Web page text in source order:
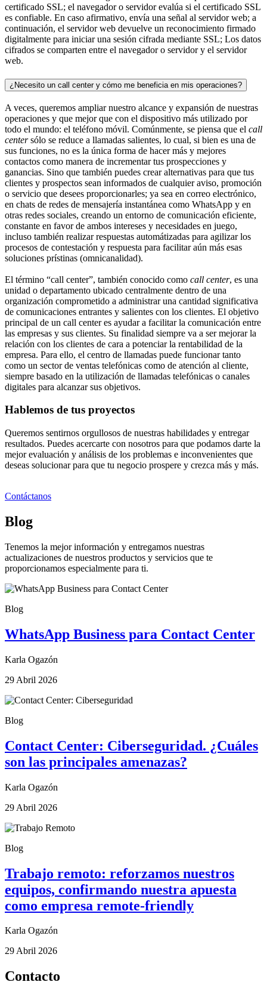
certificado SSL; el navegador o servidor evalúa si el certificado SSL
es confiable. En caso afirmativo, envía una señal al servidor web; a
continuación, el servidor web devuelve un reconocimiento firmado
digitalmente para iniciar una sesión cifrada mediante SSL; Los datos
cifrados se comparten entre el navegador o servidor y el servidor
web.
¿Necesito un call center y cómo me beneficia en mis operaciones?
A veces, queremos ampliar nuestro alcance y expansión de nuestras
operaciones y que mejor que con el dispositivo más utilizado por
todo el mundo: el teléfono móvil. Comúnmente, se piensa que el call
centersólo se reduce a llamadas salientes, lo cual, si bien es una de
sus funciones, no es la única forma de hacer más y mejores
contactos como manera de incrementar tus prospecciones y
ganancias. Sino que también puedes crear alternativas para que tus
clientes y prospectos sean informados de cualquier aviso, promoción
o servicio que desees proporcionarles; ya sea en correo electrónico,
en chats de redes de mensajería instantánea como WhatsApp y en
otras redes sociales, creando un entorno de comunicación eficiente,
constante en favor de ambos intereses y necesidades en juego,
incluso también realizar respuestas automátizadas para agilizar los
procesos de contestación y respuesta para facilitar aún más esas
soluciones prístinas (omnicanalidad).
El término “call center”, también conocido como call center, es una
unidad o departamento ubicado centralmente dentro de una
organización comprometido a administrar una cantidad significativa
de comunicaciones entrantes y salientes con los clientes. El objetivo
principal de un call center es ayudar a facilitar la comunicación entre
las empresas y sus clientes. Su finalidad siempre va a ser mejorar la
relación con los clientes de cara a potenciar la rentabilidad de la
empresa. Para ello, el centro de llamadas puede funcionar tanto
como un sector de ventas telefónicas como de atención al cliente,
siempre basado en la utilización de llamadas telefónicas o canales
digitales para alcanzar sus objetivos.
Hablemos de tus proyectos
Queremos sentirnos orgullosos de nuestras habilidades y entregar
resultados. Puedes acercarte con nosotros para que podamos darte la
mejor evaluación y análisis de los problemas e inconvenientes que
deseas solucionar para que tu negocio prospere y crezca más y más.
Contáctanos
Blog
Tenemos la mejor información y entregamos nuestras
actualizaciones de nuestros productos y servicios que te
proporcionamos especialmente para ti.
Blog
WhatsApp Business para Contact Center
Karla Ogazón
29 Abril 2026
Blog
Contact Center: Ciberseguridad. ¿Cuáles
son las principales amenazas?
Karla Ogazón
29 Abril 2026
Blog
Trabajo remoto: reforzamos nuestros
equipos, confirmando nuestra apuesta
como empresa remote-friendly
Karla Ogazón
29 Abril 2026
Contacto